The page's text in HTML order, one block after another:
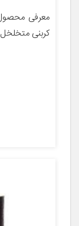
معرفی
کربنی